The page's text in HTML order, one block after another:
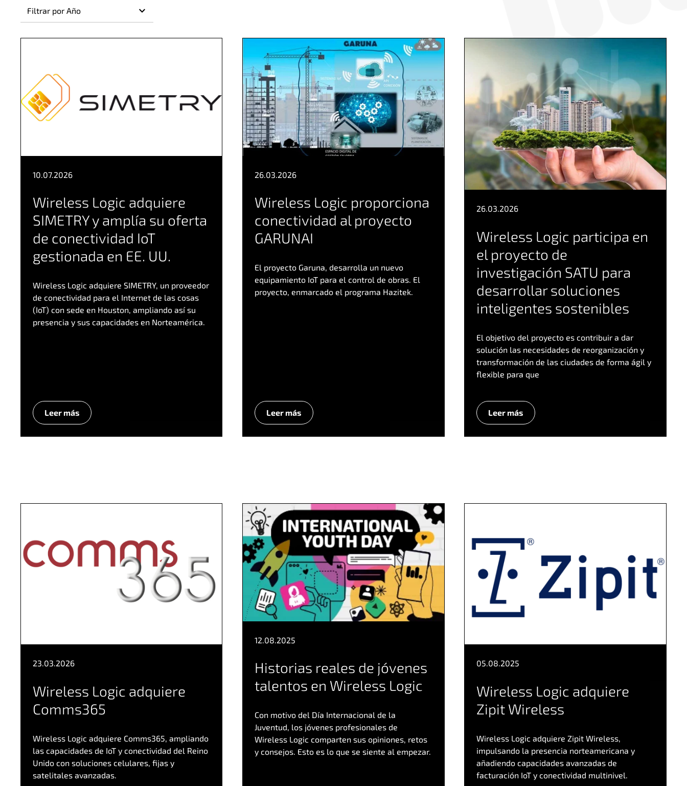
10.07.2026
Wireless Logic adquiere
SIMETRY y amplía su oferta
de conectividad IoT
gestionada en EE. UU.
Wireless Logic adquiere SIMETRY, un proveedor
de conectividad para el Internet de las cosas
(IoT) con sede en Houston, ampliando así su
presencia y sus capacidades en Norteamérica.
Leer más
26.03.2026
Wireless Logic proporciona
conectividad al proyecto
GARUNAI
El proyecto Garuna, desarrolla un nuevo
equipamiento IoT para el control de obras. El
proyecto, enmarcado el programa Hazitek.
Leer más
26.03.2026
Wireless Logic participa en
el proyecto de
investigación SATU para
desarrollar soluciones
inteligentes sostenibles
El objetivo del proyecto es contribuir a dar
solución las necesidades de reorganización y
transformación de las ciudades de forma ágil y
flexible para que
Leer más
23.03.2026
Wireless Logic adquiere
Comms365
Wireless Logic adquiere Comms365, ampliando
las capacidades de IoT y conectividad del Reino
Unido con soluciones celulares, fijas y
satelitales avanzadas.
12.08.2025
Historias reales de jóvenes
talentos en Wireless Logic
Con motivo del Día Internacional de la
Juventud, los jóvenes profesionales de
Wireless Logic comparten sus opiniones, retos
y consejos. Esto es lo que se siente al empezar.
05.08.2025
Wireless Logic adquiere
Zipit Wireless
Wireless Logic adquiere Zipit Wireless,
impulsando la presencia norteamericana y
añadiendo capacidades avanzadas de
facturación IoT y conectividad multinivel.